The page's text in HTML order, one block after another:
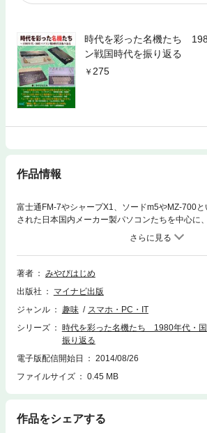
時代を彩った名機たち
ン戦国時代を振り返る
275
作品情報
富士通FM‐7やシャープX1、ソードm5やMZ‐700
された日本国内メーカー製パソコンたちを中心に
られていた「国内パソコン戦国時代」を振り返る
発売時ユーザーからどんな評価を受け、どんな活
て消えていったのか。後に訪れる、Windows 95/
いく日本国内メーカーパソコンたちの栄枯盛衰を
『世界樹の迷宮』シリーズBGM作曲家の古代祐三
『今夜も朝までPOWERFULまーじゃん』『
for MZ‐700』作者の古旗一浩氏／●ソードm5ファ
ム雑誌『ゲーメストEX』『ニンテンドードリーム
著者
みやびはじめ
出版社
マイナビ出版
ジャンル
趣味
スマホ・PC・IT
シリーズ
時代を彩った名機たち 1980年代・
振り返る
電子版配信開始日
2014/08/26
ファイルサイズ
0.45 MB
作品をシェアする